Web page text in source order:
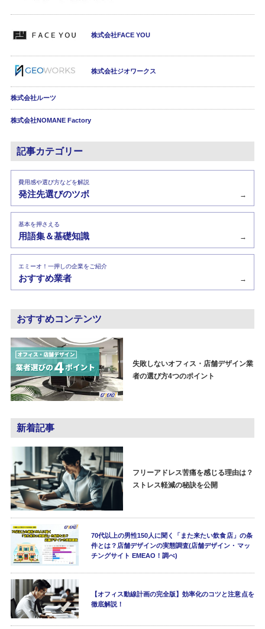
株式会社FACE YOU
株式会社ジオワークス
株式会社ルーツ
株式会社NOMANE Factory
記事カテゴリー
費用感や選び方などを解説
発注先選びのツボ →
基本を押さえる
用語集＆基礎知識 →
エミーオ！一押しの企業をご紹介
おすすめ業者 →
おすすめコンテンツ
失敗しないオフィス・店舗デザイン業
者の選び方4つのポイント
新着記事
フリーアドレス苦痛を感じる理由は？
ストレス軽減の秘訣を公開
70代以上の男性150人に聞く「また来たい飲食店」の条
件とは？店舗デザインの実態調査(店舗デザイン・マッ
チングサイト EMEAO！調べ)
【オフィス動線計画の完全版】効率化のコツと注意点を
徹底解説！